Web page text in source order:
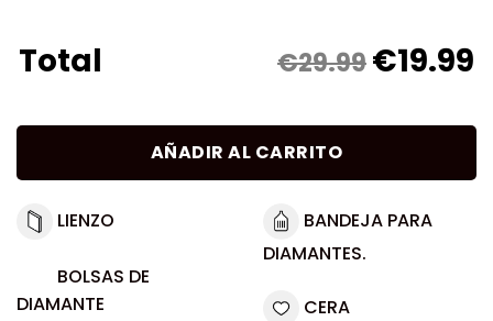
Total €29.99€19.99
AÑADIR AL CARRITO
LIENZO
BOLSAS DE
DIAMANTE
BANDEJA PARA
DIAMANTES.
CERA